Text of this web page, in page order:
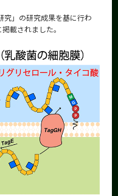
究」の研究成果を基に行わ
載されました。